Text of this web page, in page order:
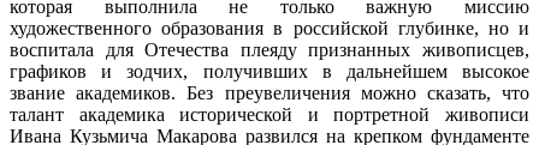
которая выполнила не только важную миссию
художественного образования в российской глубинке, но и
воспитала для Отечества плеяду признанных живописцев,
графиков и зодчих, получивших в дальнейшем высокое
звание академиков. Без преувеличения можно сказать, что
талант академика исторической и портретной живописи
Ивана Кузьмича Макарова развился на крепком фундаменте